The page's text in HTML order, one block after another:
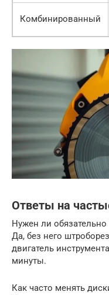
Комбинированный
Ответы на
Нужен ли
Да, без него
двигатель
минуты.
Как часто менять